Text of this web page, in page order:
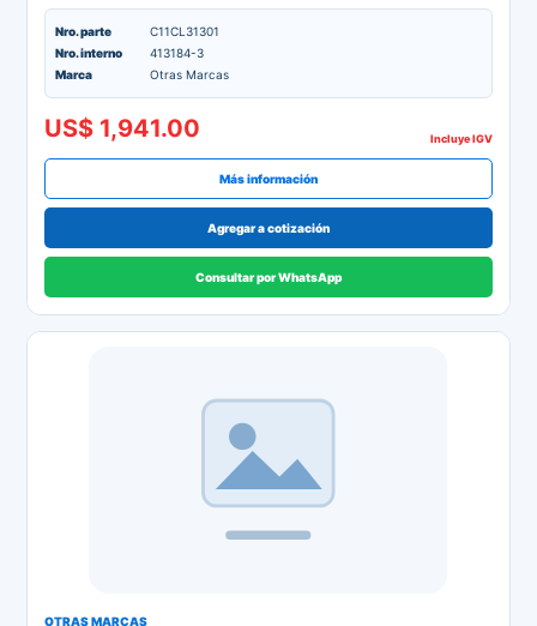
impresión Automático - Hasta 75000 páginas al mes - Color De
Superficie Plana, CIS, ADF Escáner - 1200 x 2400 - Color Fax -
Gigabit Ethernet Ethernet - LAN inalámbrica - Epson Connect,
Epson Email Print, Epson Remote Print, Epson escaneo a nube,
Apple AirPrint, Mopria, ChromeOS
Nro. parte
C11CL31301
Nro. interno
413184-3
Marca
Otras Marcas
US$ 1,941.00 Incluye IGV
Más información
Agregar a cotización
Consultar por WhatsApp
OTRAS MARCAS